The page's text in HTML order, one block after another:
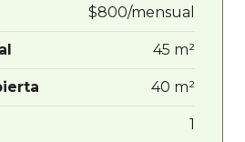
$800/mensual
45 m²
40 m²
1